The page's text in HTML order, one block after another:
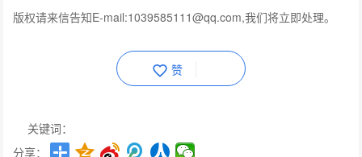
版权请来信告知E-mail:1039585111@qq.com,我们将立即处理。
赞
关键词：
分享：